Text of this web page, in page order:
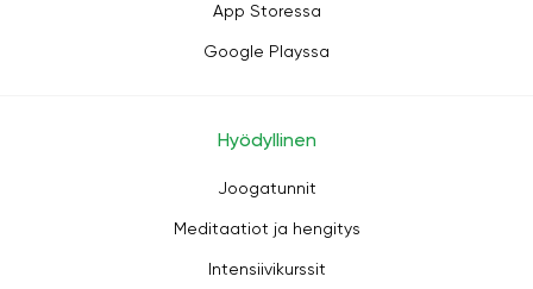
App Storessa
Google Playssa
Hyödyllinen
Joogatunnit
Meditaatiot ja hengitys
Intensiivikurssit